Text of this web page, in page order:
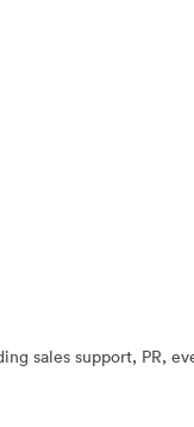
sales support, PR,